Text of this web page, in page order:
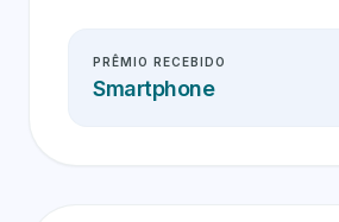
PRÊMIO RECEBIDO
Smartphone